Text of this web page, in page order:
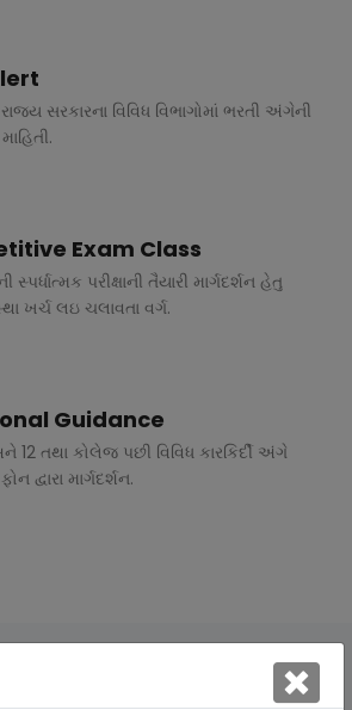
સરકારના વિવિધ વિભાગોમાં ભરતી અંગેની
Exam Class
સ્પર્ધાત્મક પરીક્ષાની તૈયારી માર્ગદર્શન હેતુ
ખર્ચ લઇ ચલાવતા વર્ગ.
Guidance
12 તથા કોલેજ પછી વિવિધ કારકિર્દી અંગે
દ્વારા માર્ગદર્શન.